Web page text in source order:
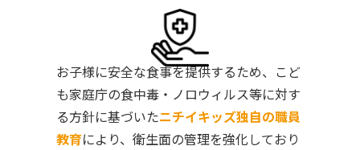
お子様に安全な食事を提供するため、こど
も家庭庁の食中毒・ノロウィルス等に対す
る方針に基づいたニチイキッズ独自の職員
教育により、衛生面の管理を強化しており